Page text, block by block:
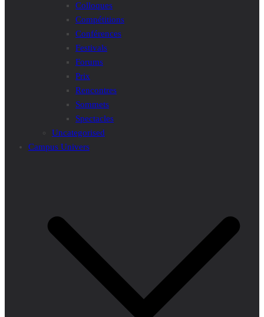
Colloques
Compétitions
Conférences
Festivals
Forums
Prix
Rencontres
Sommets
Spectacles
Uncategorised
Campus Univers